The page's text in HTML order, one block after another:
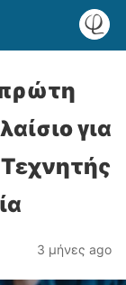
πρώτη
για
3 μήνες ago